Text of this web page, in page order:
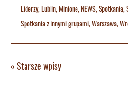
Liderzy,Lublin,Minione,NEWS,Spotkania,
Spotkania z innymi grupami,Warszawa,
« Starsze wpisy